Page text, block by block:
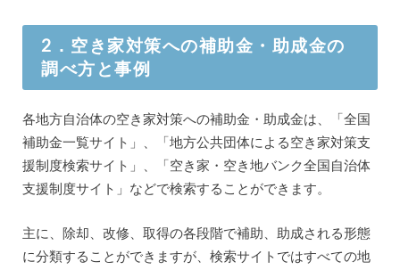
2．空き家対策への補助金・助成金の
調べ方と事例
各地方自治体の空き家対策への補助金・助成金は、「全国
補助金一覧サイト」、「地方公共団体による空き家対策支
援制度検索サイト」、「空き家・空き地バンク全国自治体
支援制度サイト」などで検索することができます。
主に、除却、改修、取得の各段階で補助、助成される形態
に分類することができますが、検索サイトではすべての地